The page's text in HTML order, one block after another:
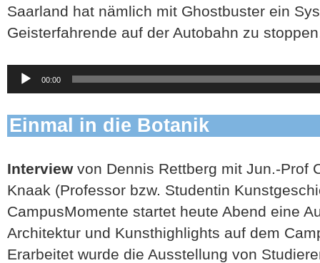
Saarland hat nämlich mit Ghostbuster ein
Geisterfahrende auf der Autobahn zu
Audio-
Player
00:00
Einmal in die Botanik
Interviewvon Dennis Rettberg mit Jun.-Prof
Knaak (Professor bzw. Studentin
CampusMomente startet heute Abend eine
Architektur und Kunsthighlights auf dem
Erarbeitet wurde die Ausstellung von